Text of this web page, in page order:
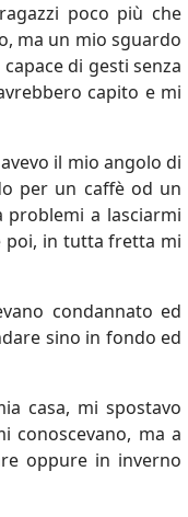
poco più che
ma un mio sguardo
di gesti senza
capito e mi
il mio angolo di
per un caffè od un
problemi a lasciarmi
poi, in tutta fretta mi
condannato ed
sino in fondo ed
casa, mi spostavo
conoscevano, ma a
oppure in inverno